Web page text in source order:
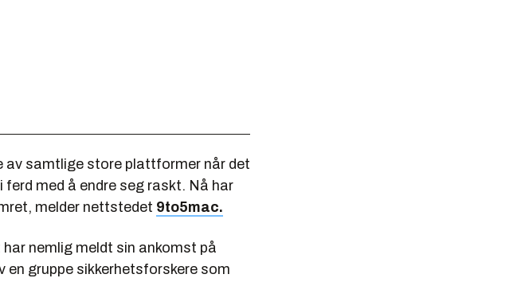
av samtlige store plattformer når det
med å endre seg raskt. Nå har
melder nettstedet 9to5mac.
nemlig meldt sin ankomst på
gruppe sikkerhetsforskere som